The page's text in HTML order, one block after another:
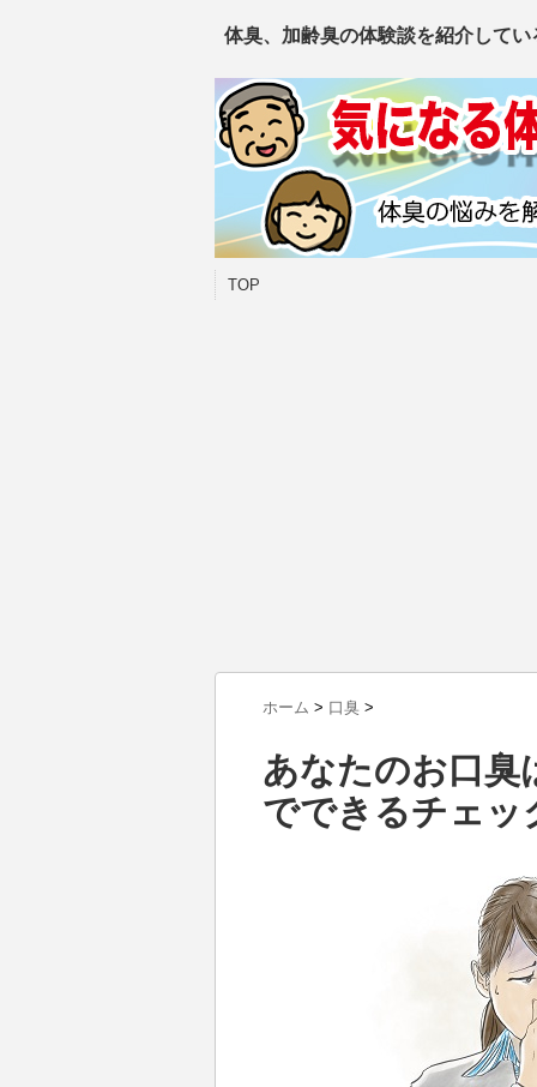
体臭、加齢臭の体験談を紹介してい
TOP
ホーム > 口臭 >
あなたのお口臭
でできるチェッ